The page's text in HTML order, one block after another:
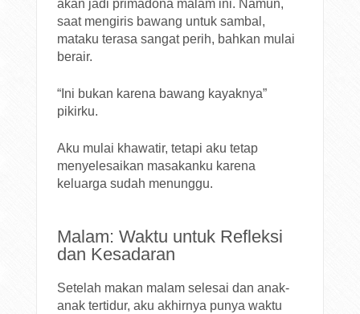
akan jadi primadona malam ini. Namun,
saat mengiris bawang untuk sambal,
mataku terasa sangat perih, bahkan mulai
berair.
“Ini bukan karena bawang kayaknya”
pikirku.
Aku mulai khawatir, tetapi aku tetap
menyelesaikan masakanku karena
keluarga sudah menunggu.
Malam: Waktu untuk Refleksi
dan Kesadaran
Setelah makan malam selesai dan anak-
anak tertidur, aku akhirnya punya waktu